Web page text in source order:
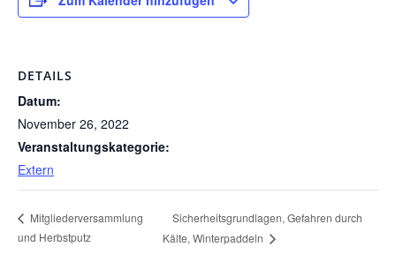
DETAILS
Datum:
November 26, 2022
Veranstaltungskategorie:
Extern
Mitgliederversammlung
und Herbstputz
Sicherheitsgrundlagen, Gefahren durch
Kälte, Winterpaddeln